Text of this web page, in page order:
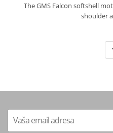
The GMS Falcon softshell
shoulder